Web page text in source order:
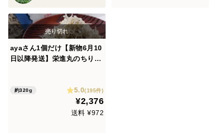
ayaさん1個だけ【新物6月10
日以降発送】栄進丸のちりめ
めんお得に！栄進丸のちりめ
ん２袋！プチギフト【４セッ
約320g 5.0(195件)
¥2,376
送料 ¥972